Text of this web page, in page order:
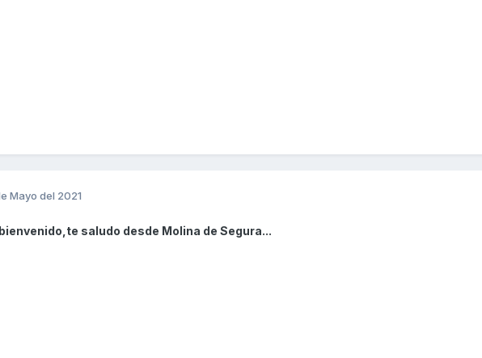
Mayo del 2021
saludo desde Molina de Segura...